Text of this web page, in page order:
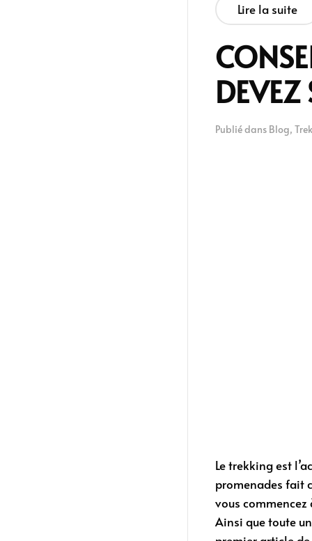
Lire la suite
Publié dans Blog,
Le trekking est
promenades fait
vous
Ainsi que toute